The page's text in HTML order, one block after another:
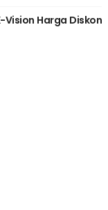
Vision Harga Diskon